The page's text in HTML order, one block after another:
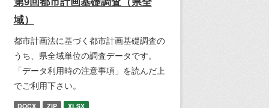
域）
都市計画法に基づく都市計画基礎調査の
うち、県全域単位の調査データです。
「データ利用時の注意事項」を読んだ上
でご利用下さい。
DOCX ZIP XLSX